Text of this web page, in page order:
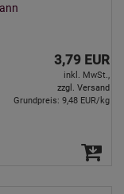
3,79 EUR
inkl. MwSt.,
zzgl. Versand
Grundpreis: 9,48 EUR/kg